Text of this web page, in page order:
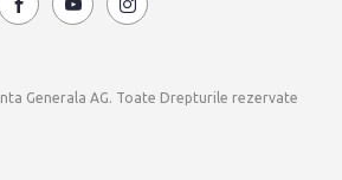
Generala AG. Toate Drepturile rezervate